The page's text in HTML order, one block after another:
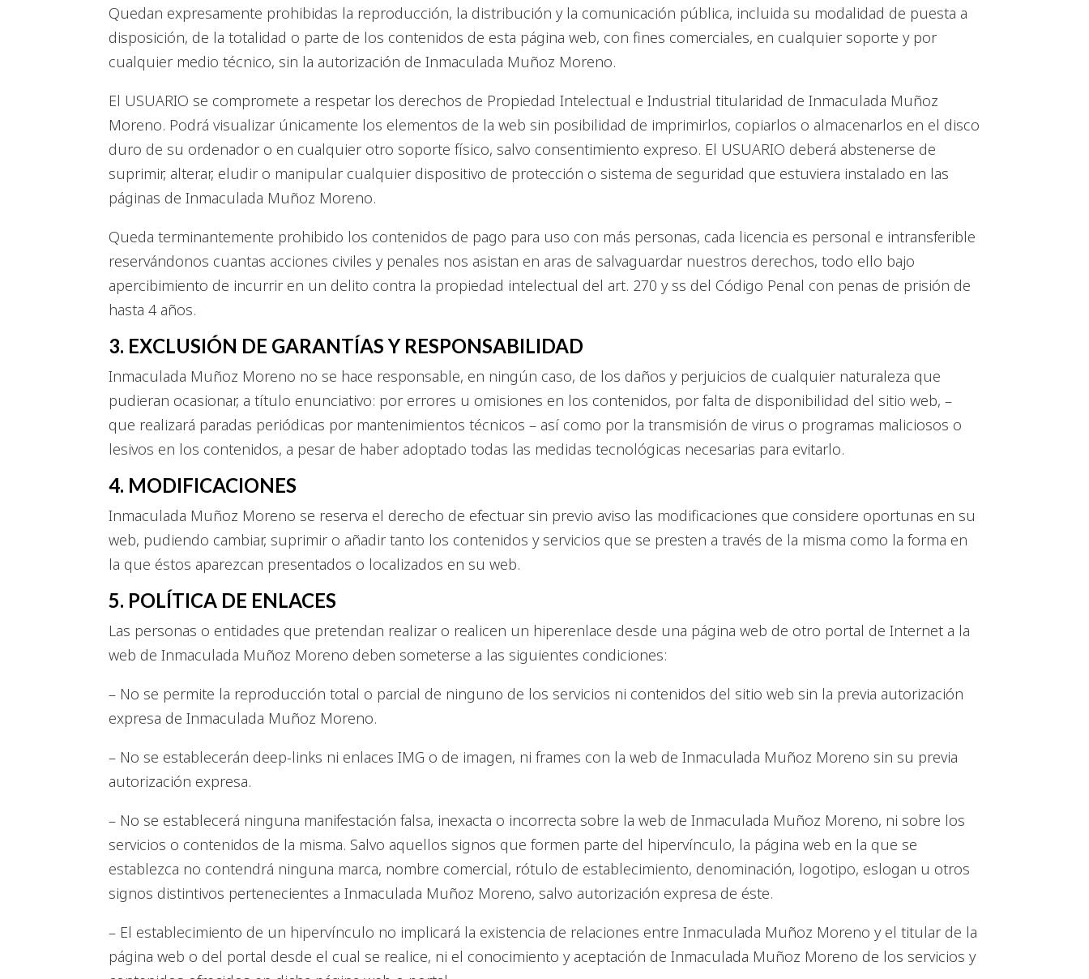
Quedan expresamente prohibidas la reproducción, la distribución y la comunicación pública, incluida su modalidad de puesta a
disposición, de la totalidad o parte de los contenidos de esta página web, con fines comerciales, en cualquier soporte y por
cualquier medio técnico, sin la autorización de Inmaculada Muñoz Moreno.
El USUARIO se compromete a respetar los derechos de Propiedad Intelectual e Industrial titularidad de Inmaculada Muñoz
Moreno. Podrá visualizar únicamente los elementos de la web sin posibilidad de imprimirlos, copiarlos o almacenarlos en el disco
duro de su ordenador o en cualquier otro soporte físico, salvo consentimiento expreso. El USUARIO deberá abstenerse de
suprimir, alterar, eludir o manipular cualquier dispositivo de protección o sistema de seguridad que estuviera instalado en las
páginas de Inmaculada Muñoz Moreno.
Queda terminantemente prohibido los contenidos de pago para uso con más personas, cada licencia es personal e intransferible
reservándonos cuantas acciones civiles y penales nos asistan en aras de salvaguardar nuestros derechos, todo ello bajo
apercibimiento de incurrir en un delito contra la propiedad intelectual del art. 270 y ss del Código Penal con penas de prisión de
hasta 4 años.
3. EXCLUSIÓN DE GARANTÍAS Y RESPONSABILIDAD
Inmaculada Muñoz Moreno no se hace responsable, en ningún caso, de los daños y perjuicios de cualquier naturaleza que
pudieran ocasionar, a título enunciativo: por errores u omisiones en los contenidos, por falta de disponibilidad del sitio web, –
que realizará paradas periódicas por mantenimientos técnicos – así como por la transmisión de virus o programas maliciosos o
lesivos en los contenidos, a pesar de haber adoptado todas las medidas tecnológicas necesarias para evitarlo.
4. MODIFICACIONES
Inmaculada Muñoz Moreno se reserva el derecho de efectuar sin previo aviso las modificaciones que considere oportunas en su
web, pudiendo cambiar, suprimir o añadir tanto los contenidos y servicios que se presten a través de la misma como la forma en
la que éstos aparezcan presentados o localizados en su web.
5. POLÍTICA DE ENLACES
Las personas o entidades que pretendan realizar o realicen un hiperenlace desde una página web de otro portal de Internet a la
web de Inmaculada Muñoz Moreno deben someterse a las siguientes condiciones:
– No se permite la reproducción total o parcial de ninguno de los servicios ni contenidos del sitio web sin la previa autorización
expresa de Inmaculada Muñoz Moreno.
– No se establecerán deep-links ni enlaces IMG o de imagen, ni frames con la web de Inmaculada Muñoz Moreno sin su previa
autorización expresa.
– No se establecerá ninguna manifestación falsa, inexacta o incorrecta sobre la web de Inmaculada Muñoz Moreno, ni sobre los
servicios o contenidos de la misma. Salvo aquellos signos que formen parte del hipervínculo, la página web en la que se
establezca no contendrá ninguna marca, nombre comercial, rótulo de establecimiento, denominación, logotipo, eslogan u otros
signos distintivos pertenecientes a Inmaculada Muñoz Moreno, salvo autorización expresa de éste.
– El establecimiento de un hipervínculo no implicará la existencia de relaciones entre Inmaculada Muñoz Moreno y el titular de la
página web o del portal desde el cual se realice, ni el conocimiento y aceptación de Inmaculada Muñoz Moreno de los servicios y